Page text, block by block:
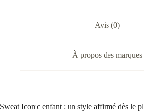
Avis (0)
À propos des marques
Sweat Iconic enfant : un style affirmé dès le